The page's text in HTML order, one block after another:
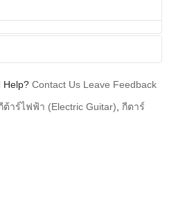
Help? Contact Us Leave Feedback
ต้าร์ไฟฟ้า (Electric Guitar) กีตาร์